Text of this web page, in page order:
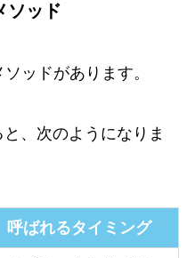
ソッド
ッドがあります。
、次のようになりま
呼ばれるタイミング